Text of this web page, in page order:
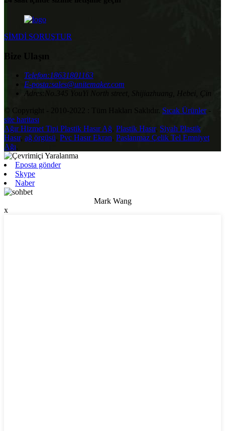
ŞİMDİ SORUŞTUR
Bize Ulaşın
Telefon:18631801163
E-posta:sales@unitemaker.com
Adres: No.345 YouYi North street, Shijiazhuang, Hebei, Çin
© Copyright - 2010-2022 : Tüm Hakları Saklıdır.
Sıcak Ürünler-
site haritası
Ağır Hizmet Tipi Plastik Hasır Ağ Plastik Hasır, Siyah Plastik
Hasır, ağ örgüsü Pvc Hasır Ekran Paslanmaz Çelik Tel Emniyet
Ağı
Eposta gönder
Skype
Naber
Mark Wang
x